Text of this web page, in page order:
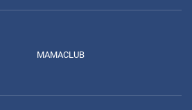
MAMACLUB